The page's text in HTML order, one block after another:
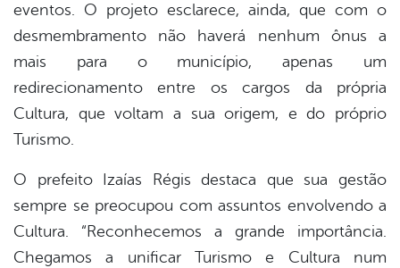
eventos. O projeto esclarece, ainda, que com o
desmembramento não haverá nenhum ônus a
mais para o município, apenas um
redirecionamento entre os cargos da própria
Cultura, que voltam a sua origem, e do próprio
Turismo.
O prefeito Izaías Régis destaca que sua gestão
sempre se preocupou com assuntos envolvendo a
Cultura. “Reconhecemos a grande importância.
Chegamos a unificar Turismo e Cultura num